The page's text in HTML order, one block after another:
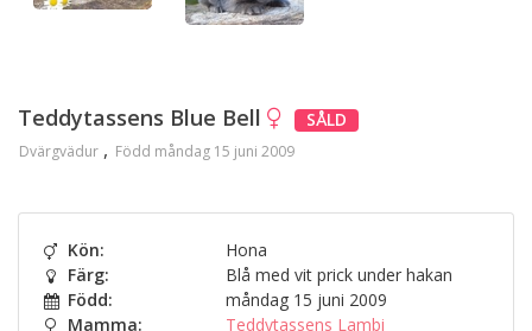
Teddytassens Blue Bell SÅLD
Dvärgvädur Född måndag 15 juni 2009
Kön:
Hona
Färg:
Blå med vit prick under hakan
Född:
måndag 15 juni 2009
Mamma:
Teddytassens Lambi